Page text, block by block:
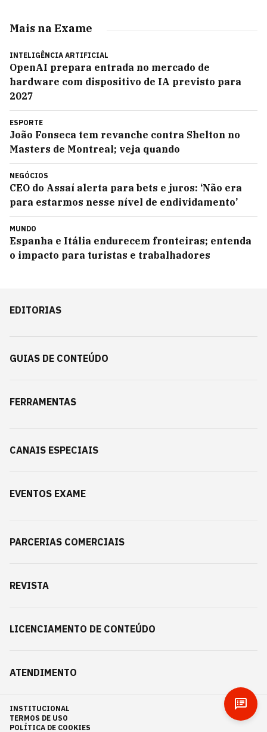
Mais na Exame
INTELIGÊNCIA ARTIFICIAL
OpenAI prepara entrada no mercado de
hardware com dispositivo de IA previsto para
2027
ESPORTE
João Fonseca tem revanche contra Shelton no
Masters de Montreal; veja quando
NEGÓCIOS
CEO do Assaí alerta para bets e juros: ‘Não era
para estarmos nesse nível de endividamento’
MUNDO
Espanha e Itália endurecem fronteiras; entenda
o impacto para turistas e trabalhadores
EDITORIAS
GUIAS DE CONTEÚDO
FERRAMENTAS
CANAIS ESPECIAIS
EVENTOS EXAME
PARCERIAS COMERCIAIS
REVISTA
LICENCIAMENTO DE CONTEÚDO
ATENDIMENTO
INSTITUCIONAL
TERMOS DE USO
POLÍTICA DE COOKIES